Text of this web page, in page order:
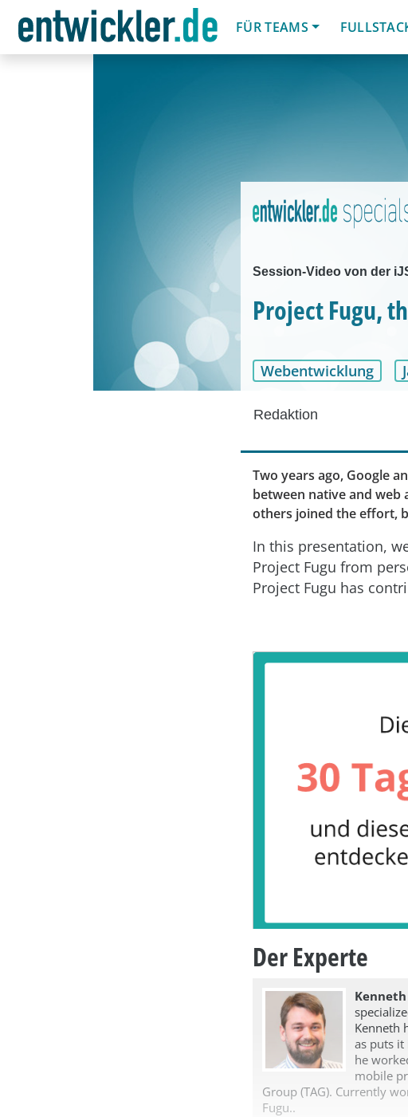
FÜR TEAMS
Session-Video von der
Project Fugu,
Webentwicklung
Redaktion
Two years ago, Google
between native and web
others joined the effort,
In this presentation,
Project Fugu from
Project Fugu has
Der Experte
Kenneth
as puts it
he
mobile
Group (TAG). Currently
Fugu..